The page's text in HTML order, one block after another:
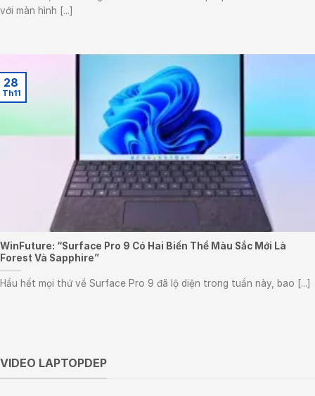
với màn hình [...]
WinFuture: “Surface Pro 9 Có Hai Biến Thể Màu Sắc Mới Là
Forest Và Sapphire”
Hầu hết mọi thứ về Surface Pro 9 đã lộ diện trong tuần này, bao [...]
28
Th11
VIDEO LAPTOPDEP